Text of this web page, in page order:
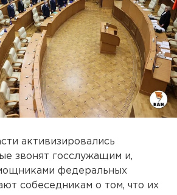
активизировались
звонят госслужащим и,
федеральных
собеседникам о том, что их